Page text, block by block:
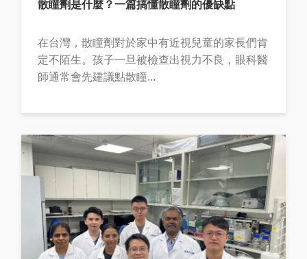
散瞳劑是什麼？一篇搞懂散瞳劑的優缺點
在台灣，散瞳劑對於家中有近視兒童的家長們肯
定不陌生。孩子一旦被檢查出視力不良，眼科醫
師通常會先建議點散瞳...